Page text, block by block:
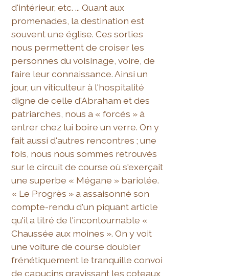
d'intérieur, etc. ... Quant aux
promenades, la destination est
souvent une église. Ces sorties
nous permettent de croiser les
personnes du voisinage, voire, de
faire leur connaissance. Ainsi un
jour, un viticulteur à l'hospitalité
digne de celle d'Abraham et des
patriarches, nous a « forcés » à
entrer chez lui boire un verre. On y
fait aussi d'autres rencontres ; une
fois, nous nous sommes retrouvés
sur le circuit de course où s'exerçait
une superbe « Mégane » bariolée.
« Le Progrès » a assaisonné son
compte-rendu d'un piquant article
qu'il a titré de l'incontournable «
Chaussée aux moines ». On y voit
une voiture de course doubler
frénétiquement le tranquille convoi
de capucins gravissant les coteaux